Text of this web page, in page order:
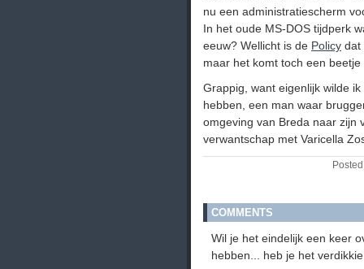
nu een administratiescherm
In het oude MS-DOS tijdperk
eeuw? Wellicht is de Policy dat
maar het komt toch een
Grappig, want eigenlijk wilde
hebben, een man waar
omgeving van Breda naar zijn
verwantschap met Varicella
COMMENTS
Wil je het eindelijk een keer
hebben... heb je het